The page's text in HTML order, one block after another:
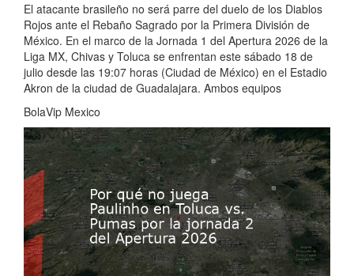
El atacante brasileño no será parre del duelo de los Diablos
Rojos ante el Rebaño Sagrado por la Primera División de
México. En el marco de la Jornada 1 del Apertura 2026 de la
Liga MX, Chivas y Toluca se enfrentan este sábado 18 de
julio desde las 19:07 horas (Ciudad de México) en el Estadio
Akron de la ciudad de Guadalajara. Ambos equipos
BolaVip Mexico